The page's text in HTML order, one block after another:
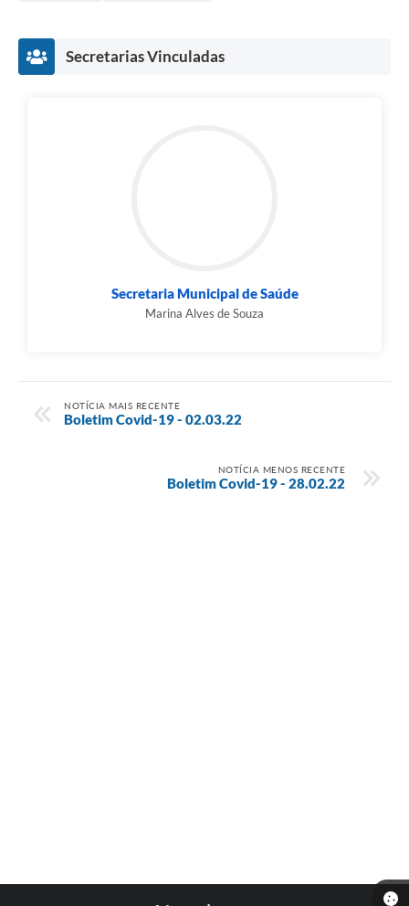
Secretarias Vinculadas
Secretaria Municipal de Saúde
Marina Alves de Souza
NOTÍCIA MAIS RECENTE
Boletim Covid-19 - 02.03.22
NOTÍCIA MENOS RECENTE
Boletim Covid-19 - 28.02.22